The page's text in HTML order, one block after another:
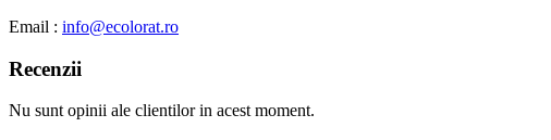
Email : info@ecolorat.ro
Recenzii
Nu sunt opinii ale clientilor in acest moment.